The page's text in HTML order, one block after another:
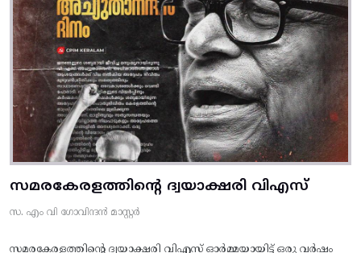
സമരകേരളത്തിൻ്റെ ദ്വയാക്ഷരി വിഎസ്
സ. എം വി ഗോവിന്ദൻ മാസ്റ്റർ
സമരകേരളത്തിൻ്റെ ദ്വയാക്ഷരി വിഎസ് ഓർമ്മയായിട്ട് ഒരു വർഷം